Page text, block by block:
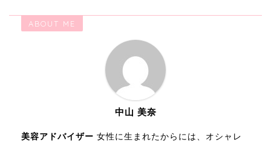
ABOUT ME
中山 美奈
美容アドバイザー 女性に生まれたからには、オシャレ